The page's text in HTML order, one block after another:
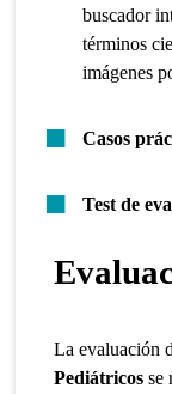
buscador
términos
imágenes
Casos
Test de
La evaluación
Pediátricos se